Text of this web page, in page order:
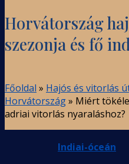
Indiai-óceán
Horvátország
szezonja és fő
Főoldal » Hajós és vitorlás
Horvátország» Miért
adriai vitorlás nyaraláshoz?